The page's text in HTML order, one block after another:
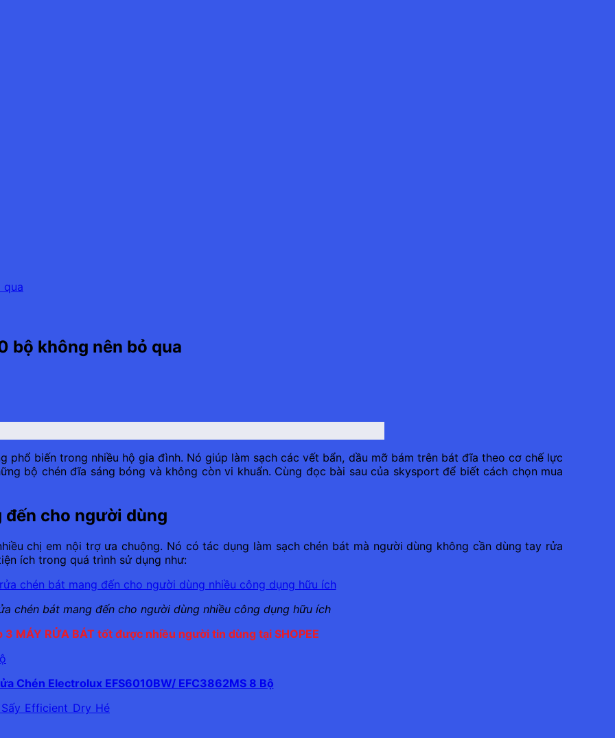
bộ không nên bỏ qua
phổ biến trong nhiều hộ gia đình. Nó giúp làm sạch các vết bẩn, dầu mỡ bám trên bát đĩa theo cơ chế lực
bộ chén đĩa sáng bóng và không còn vi khuẩn. Cùng đọc bài sau của skysport để biết cách chọn mua
đến cho người dùng
chị em nội trợ ưa chuộng. Nó có tác dụng làm sạch chén bát mà người dùng không cần dùng tay rửa
ích trong quá trình sử dụng như:
chén bát mang đến cho người dùng nhiều công dụng hữu ích
3 MÁY RỬA BÁT tốt được nhiều người tin dùng tại SHOPEE
Chén Electrolux EFS6010BW/ EFC3862MS 8 Bộ